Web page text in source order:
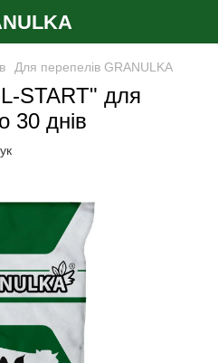
Для перепелів GRANULKA
START" для
30 днів